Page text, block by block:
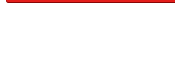
宝くじ付き定期預金の注意点とは？ ど